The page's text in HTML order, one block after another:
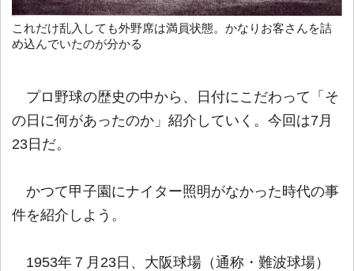
これだけ乱入しても外野席は満員状態。かなりお客さんを詰
め込んでいたのが分かる
プロ野球の歴史の中から、日付にこだわって「そ
の日に何があったのか」紹介していく。今回は7月
23日だ。
かつて甲子園にナイター照明がなかった時代の事
件を紹介しよう。
1953年７月23日、大阪球場（通称・難波球場）